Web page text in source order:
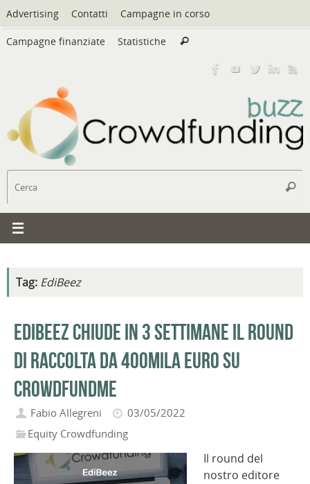
Vai
al
contenuto
Advertising Contatti Campagne in corso
Campagne finanziate Statistiche Cerca
Cerca
Tag: EdiBeez
EdiBeez chiude in 3 settimane il round
di raccolta da 400mila euro su
CrowdFundMe
Fabio Allegreni
03/05/2022
Equity Crowdfunding
Il round del
nostro editore